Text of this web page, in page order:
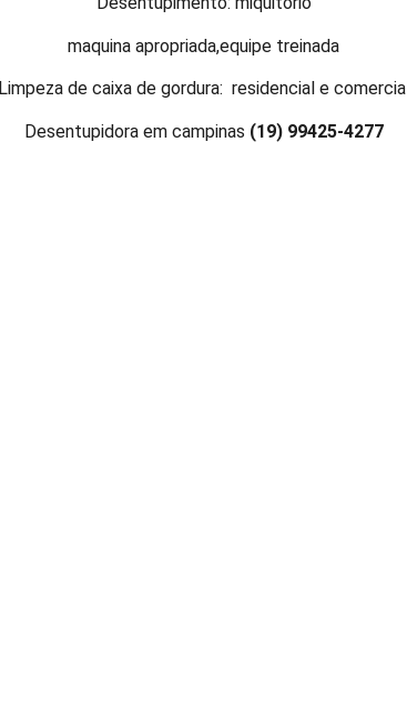
maquina apropriada,equipe treinada
Limpeza de caixa de gordura: residencial e comercial
Desentupidora em campinas (19) 99425-4277